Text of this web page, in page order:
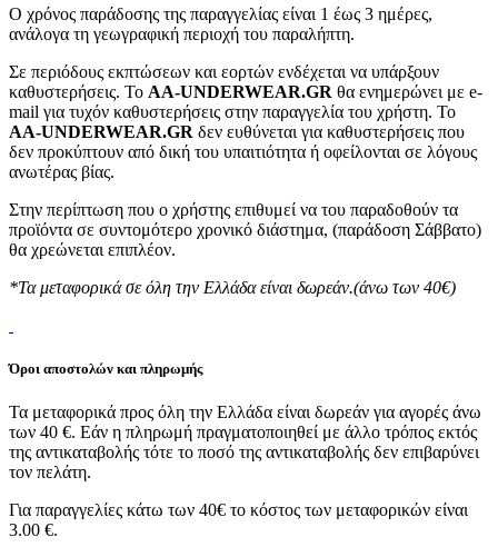
Ο χρόνος παράδοσης της παραγγελίας είναι 1 έως 3 ημέρες,
ανάλογα τη γεωγραφική περιοχή του παραλήπτη.
Σε περιόδους εκπτώσεων και εορτών ενδέχεται να υπάρξουν
καθυστερήσεις. Το AA-UNDERWEAR.GR θα ενημερώνει με e-
mail για τυχόν καθυστερήσεις στην παραγγελία του χρήστη. Το
AA-UNDERWEAR.GR δεν ευθύνεται για καθυστερήσεις που
δεν προκύπτουν από δική του υπαιτιότητα ή οφείλονται σε λόγους
ανωτέρας βίας.
Στην περίπτωση που ο χρήστης επιθυμεί να του παραδοθούν τα
προϊόντα σε συντομότερο χρονικό διάστημα, (παράδοση Σάββατο)
θα χρεώνεται επιπλέον.
*Τα μεταφορικά σε όλη την Ελλάδα είναι δωρεάν.(άνω των 40€)
Όροι αποστολών και πληρωμής
Τα μεταφορικά προς όλη την Ελλάδα είναι δωρεάν για αγορές άνω
των 40 €. Εάν η πληρωμή πραγματοποιηθεί με άλλο τρόπος εκτός
της αντικαταβολής τότε το ποσό της αντικαταβολής δεν επιβαρύνει
τον πελάτη.
Για παραγγελίες κάτω των 40€ το κόστος των μεταφορικών είναι
3.00 €.